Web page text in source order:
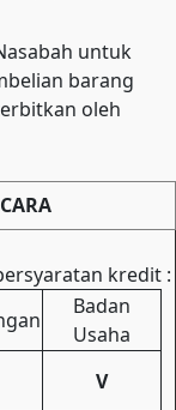
untuk
barang
oleh
kredit :
Badan
Usaha
V